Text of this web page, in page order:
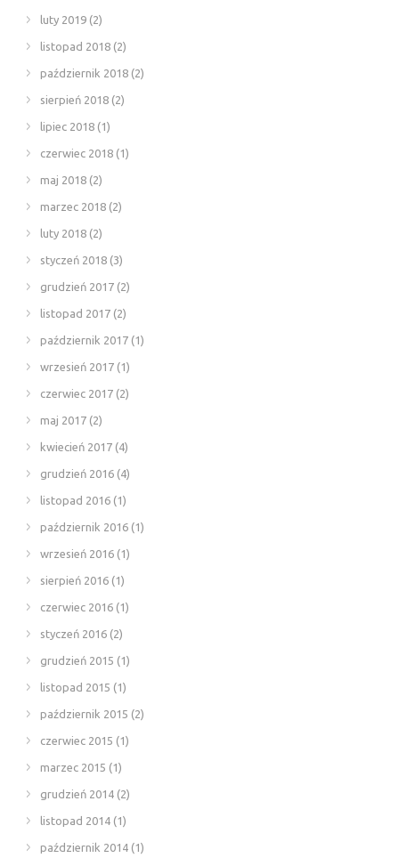
luty 2019 (2)
listopad 2018 (2)
październik 2018 (2)
sierpień 2018 (2)
lipiec 2018 (1)
czerwiec 2018 (1)
maj 2018 (2)
marzec 2018 (2)
luty 2018 (2)
styczeń 2018 (3)
grudzień 2017 (2)
listopad 2017 (2)
październik 2017 (1)
wrzesień 2017 (1)
czerwiec 2017 (2)
maj 2017 (2)
kwiecień 2017 (4)
grudzień 2016 (4)
listopad 2016 (1)
październik 2016 (1)
wrzesień 2016 (1)
sierpień 2016 (1)
czerwiec 2016 (1)
styczeń 2016 (2)
grudzień 2015 (1)
listopad 2015 (1)
październik 2015 (2)
czerwiec 2015 (1)
marzec 2015 (1)
grudzień 2014 (2)
listopad 2014 (1)
październik 2014 (1)